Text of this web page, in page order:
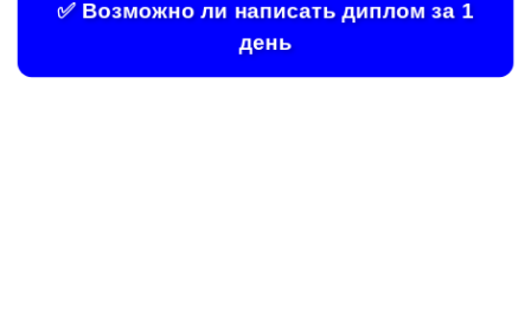
✅ Возможно ли написать диплом за 1
день